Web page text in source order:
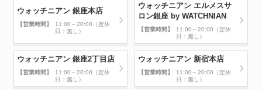
ウォッチニアン 銀座本店
【営業時間】
11:00～20:00（定休
日：無し）
ウォッチニアン エルメスサ
ロン銀座 by WATCHNIAN
【営業時間】
11:00～20:00（定休
日：無し）
ウォッチニアン 銀座2丁目店
【営業時間】
11:00～20:00（定休
日：無し）
ウォッチニアン 新宿本店
【営業時間】
11:00～20:00（定休
日：無し）